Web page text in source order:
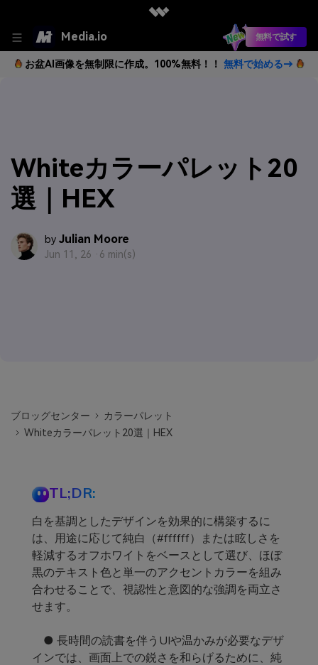
Media.io 無料で試す
お盆AI画像を無制限に作成。100%無料！！ 無料で始める→
Whiteカラーパレット20
選｜HEX
by Julian Moore
Jun 11, 26 · 6 min(s)
ブロッグセンター
カラーパレット
Whiteカラーパレット20選｜HEX
TL;DR:
白を基調としたデザインを効果的に構築するに
は、用途に応じて純白（#ffffff）または眩しさを
軽減するオフホワイトをベースとして選び、ほぼ
黒のテキスト色と単一のアクセントカラーを組み
合わせることで、視認性と意図的な強調を両立さ
せます。
● 長時間の読書を伴うUIや温かみが必要なデザ
インでは、画面上での鋭さを和らげるために、純